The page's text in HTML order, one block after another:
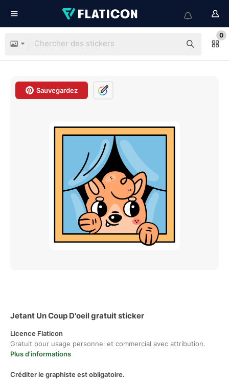
0
Sauvegardez
Jetant Un Coup D'oeil gratuit sticker
Licence Flaticon
Gratuit pour usage personnel et commercial avec attribution.
Plus d'informations
Créditer le graphiste est obligatoire.